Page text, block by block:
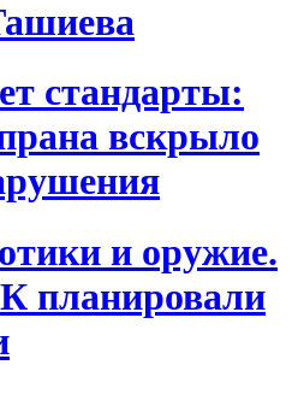
стандарты:
вскрыло
и оружие.
планировали